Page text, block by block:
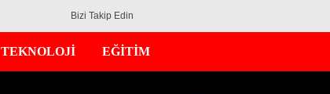
Bizi Takip Edin
TEKNOLOJİ EĞİTİM